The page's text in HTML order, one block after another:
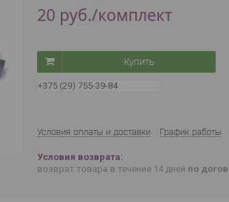
20 руб./комплект
Купить
+375 (29) 755-39-84
Условия оплаты и доставки График работы
возврат товара в течение 14 дней по